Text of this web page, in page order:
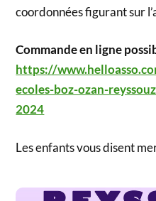
coordonnées figurant sur
Commande en ligne
https://
ecoles-boz-ozan-
2024
Les enfants vous disent